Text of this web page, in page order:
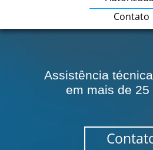
Contato
Assistência
em mais de 25